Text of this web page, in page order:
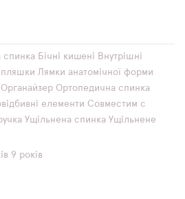
спинка Бічні кишені Внутрішні
Лямки анатомічної форми
Органайзер Ортопедична спинка
елементи Совместим с
Ущільнена спинка Ущільнене
9 років